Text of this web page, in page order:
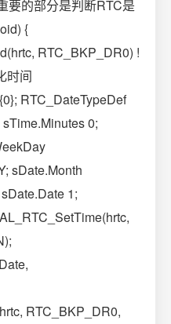
要的部分是判断RTC是
{
RTC_BKP_DR0) !
时间
RTC_DateTypeDef
0;
sDate.Month
1;
RTC_BKP_DR0,